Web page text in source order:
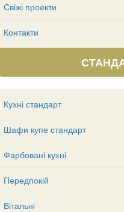
Свіжі проекти
Контакти
Кухні стандарт
Шафи купе стандарт
Фарбовані кухні
Передпокій
Вітальні